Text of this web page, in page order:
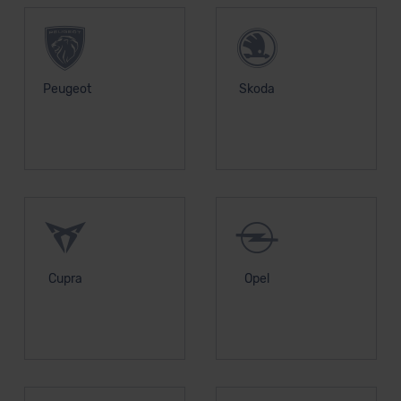
Standarddatenschutzklauseln (Art. 46 Abs. 2 lit. c
DSGVO) oder wenn Sie hierzu Ihre Einwilligung freiwillig
Datenschutzklauseln können Sie über den Kontakt zu
Peugeot Skoda
Cupra Opel